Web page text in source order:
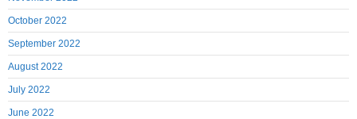
October 2022
September 2022
August 2022
July 2022
June 2022